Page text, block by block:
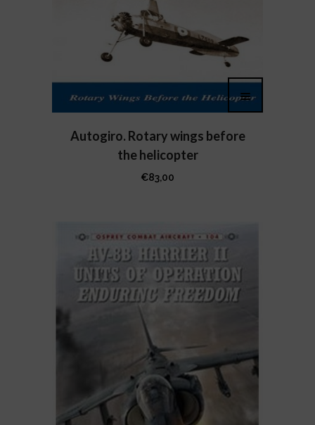
Autogiro. Rotary wings before
the helicopter
€83,00